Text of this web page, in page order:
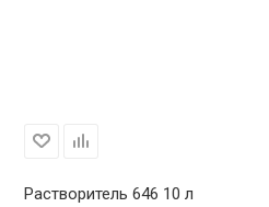
Растворитель 646 10 л